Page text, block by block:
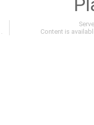
.
Content is